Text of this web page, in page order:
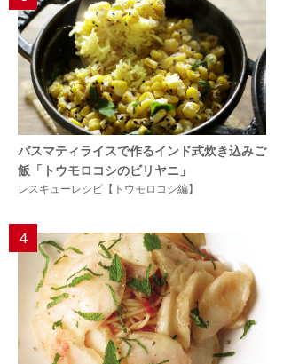
バスマティライスで作るインド式炊き込みご
飯「トウモロコシのビリヤニ」
レスキューレシピ【トウモロコシ編】
4